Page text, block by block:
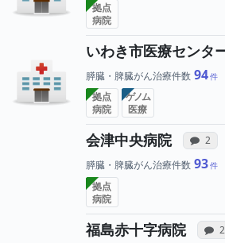
拠点
病院
いわき市医療センタ
膵臓・脾臓がん治療件数 94
拠点
病院
ゲノム
医療
会津中央病院 感想
2
膵臓・脾臓がん治療件数 93
拠点
病院
福島赤十字病院 感2